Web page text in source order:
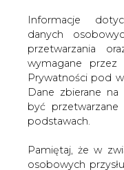
Informacje
danych
przetwarzania
wymagane
Prywatności pod
Dane zbierane
być
podstawach.
Pamiętaj, że w
osobowych
2023-04-06 12:30